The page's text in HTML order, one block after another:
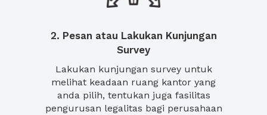
2. Pesan atau Lakukan Kunjungan
Survey
Lakukan kunjungan survey untuk
melihat keadaan ruang kantor yang
anda pilih, tentukan juga fasilitas
pengurusan legalitas bagi perusahaan